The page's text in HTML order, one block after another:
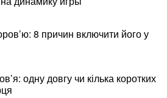
8 причин включити його у
одну довгу чи кілька коротких